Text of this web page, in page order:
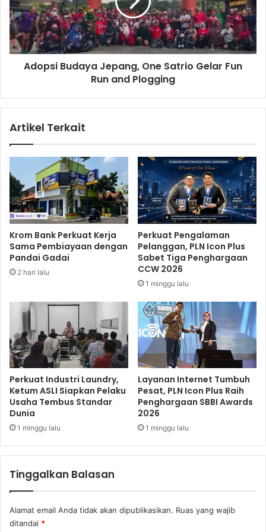
n
f
a
a
A
u
k
P
e
n
g
e
l
o
l
a
e
u
a
n
g
a
n
N
r
a
n
s
i
B
u
d
p
,
O
n
e
a
t
i
G
a
r
F
u
n
R
u
n
P
l
g
g
Adopsi Budaya Jepang, One Satrio Gelar Fun
Run and Plogging
Artikel Terkait
Krom Bank Perkuat Kerja
Sama Pembiayaan dengan
Pandai Gadai
2 hari lalu
Perkuat Pengalaman
Pelanggan, PLN Icon Plus
Sabet Tiga Penghargaan
CCW 2026
1 minggu lalu
Perkuat Industri Laundry,
Ketum ASLI Siapkan Pelaku
Usaha Tembus Standar
Dunia
1 minggu lalu
Layanan Internet Tumbuh
Pesat, PLN Icon Plus Raih
Penghargaan SBBI Awards
2026
1 minggu lalu
Tinggalkan Balasan
Alamat email Anda tidak akan dipublikasikan. Ruas yang wajib
ditandai *